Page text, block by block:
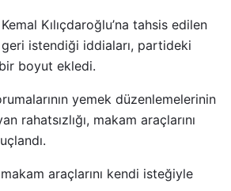
Kılıçdaroğlu’na tahsis edilen
geri istendiği iddiaları, partideki
boyut ekledi.
yemek düzenlemelerinin
rahatsızlığı, makam araçlarını
araçlarını kendi isteğiyle